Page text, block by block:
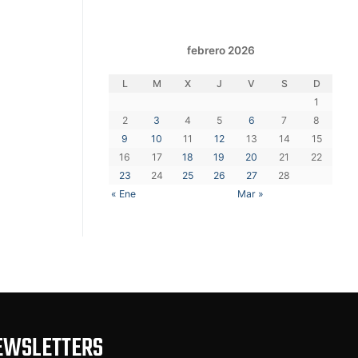
febrero 2026
L M X J V S D
« Ene Mar »
1
2
3 4 5 6 7
8
9
10 11 12 13 14
15
16
17 18 19 20 21
22
23
24 25 26 27 28